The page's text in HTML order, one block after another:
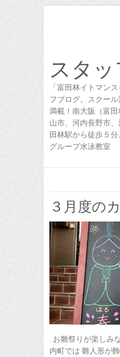
スタ
「富田林イトマン
フブログ。スクー
満載！南大阪（富
山市、河内長野市
田林駅から徒歩５
グループ水泳教室
３月度の
お雛祭りが楽しみ
内町では 雛人形が